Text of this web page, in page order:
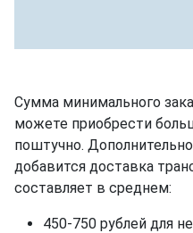
Сумма минимального
можете приобрести
поштучно.
добавится доставка
составляет в среднем:
450-750 рублей для